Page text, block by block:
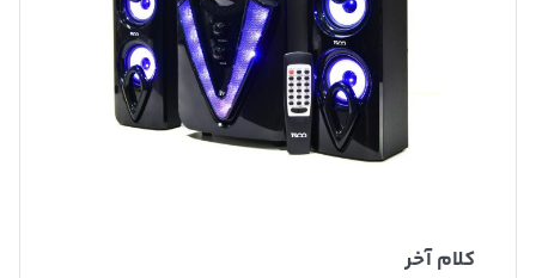
کلام آخر